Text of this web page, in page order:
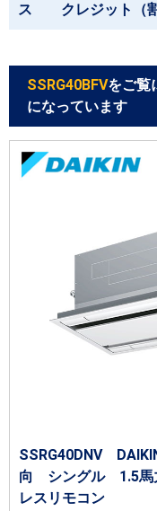
ス クレジット（
SSRG40BFVをご覧
になっています
SSRG40DNV
向 シングル 1.5
レスリモコン